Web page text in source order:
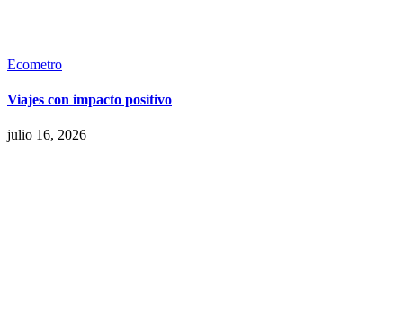
Ecometro
Viajes con impacto positivo
julio 16, 2026